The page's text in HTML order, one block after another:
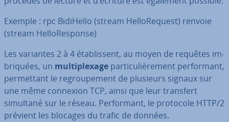
Exemple : rpc BidiHello (stream Hel­lo­Re­quest) renvoie
(stream Hel­lo­Res­ponse)
Les variantes 2 à 4 éta­blis­sent, au moyen de requêtes im­
bri­quées, un mul­ti­plexage par­ti­cu­liè­re­ment per­for­mant,
per­met­tant le re­grou­pe­ment de plusieurs signaux sur
une même connexion TCP, ainsi que leur transfert
simultané sur le réseau. Per­for­mant, le protocole HTTP/2
prévient les blocages du trafic de données.